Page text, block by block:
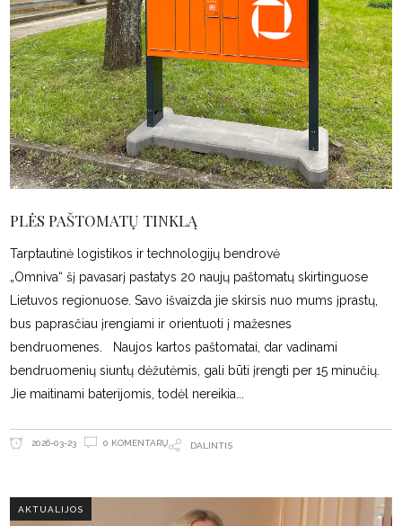
PLĖS PAŠTOMATŲ TINKLĄ
Tarptautinė logistikos ir technologijų bendrovė
„Omniva“ šį pavasarį pastatys 20 naujų paštomatų skirtinguose
Lietuvos regionuose. Savo išvaizda jie skirsis nuo mums įprastų,
bus paprasčiau įrengiami ir orientuoti į mažesnes
bendruomenes. Naujos kartos paštomatai, dar vadinami
bendruomenių siuntų dėžutėmis, gali būti įrengti per 15 minučių.
Jie maitinami baterijomis, todėl nereikia
2026-03-23 0 KOMENTARŲ DALINTIS
AKTUALIJOS